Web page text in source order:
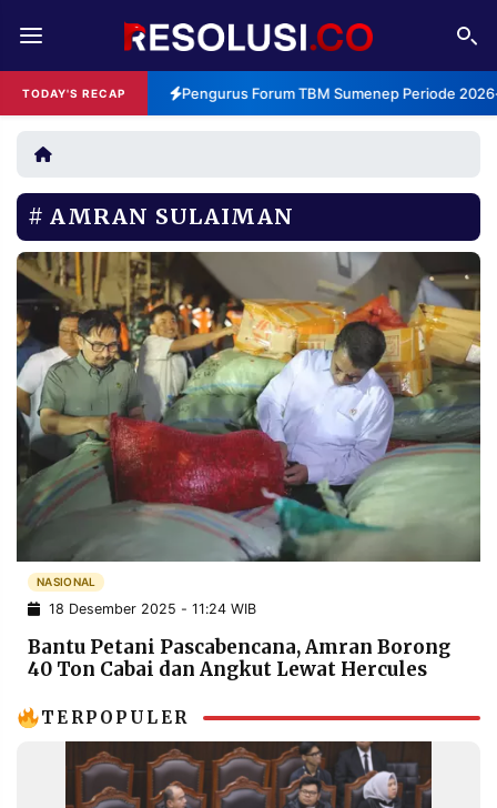
TODAY'S RECAP Pengurus Forum TBM Sumenep Periode
REDAKSI TENTANG
RESOLUSI IKLAN
RUBRIKASI
EDITORIAL AKSARA
FINANSIA PERSONA
DAERAH NASIONAL
MANCA SPORT
INFORMASI
PRIVACY
POLICY
BERITA
WARGA
INFORMASI
IKLAN
KIRIM
PENGADUAN TERM
SERVICE
IKUTI
AMRAN SULAIMAN
NASIONAL
18 Desember 2025 - 11:24 WIB
Bantu Petani Pascabencana, Amran Borong
40 Ton Cabai dan Angkut Lewat Hercules
TERPOPULER